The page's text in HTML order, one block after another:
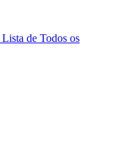
Lista de Todos os